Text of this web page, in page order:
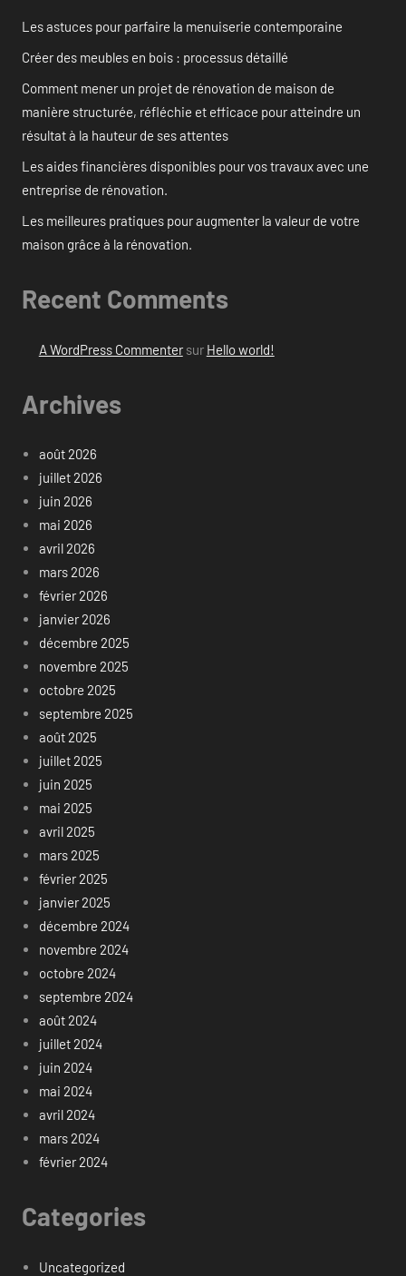
Les astuces pour parfaire la menuiserie contemporaine
Créer des meubles en bois : processus détaillé
Comment mener un projet de rénovation de maison de
manière structurée, réfléchie et efficace pour atteindre un
résultat à la hauteur de ses attentes
Les aides financières disponibles pour vos travaux avec une
entreprise de rénovation.
Les meilleures pratiques pour augmenter la valeur de votre
maison grâce à la rénovation.
Recent Comments
A WordPress Commentersur Hello world!
Archives
août 2026
juillet 2026
juin 2026
mai 2026
avril 2026
mars 2026
février 2026
janvier 2026
décembre 2025
novembre 2025
octobre 2025
septembre 2025
août 2025
juillet 2025
juin 2025
mai 2025
avril 2025
mars 2025
février 2025
janvier 2025
décembre 2024
novembre 2024
octobre 2024
septembre 2024
août 2024
juillet 2024
juin 2024
mai 2024
avril 2024
mars 2024
février 2024
Categories
Uncategorized